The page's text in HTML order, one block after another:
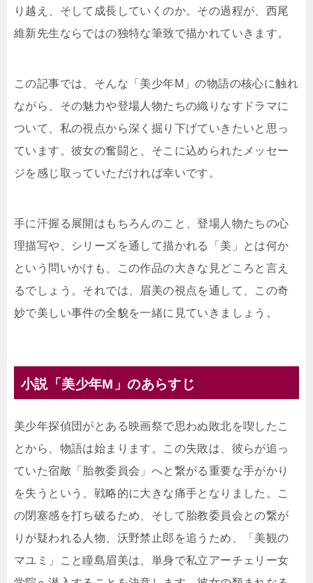
り越え、そして成長していくのか。その過程が、西尾
維新先生ならではの独特な筆致で描かれていきます。
この記事では、そんな「美少年M」の物語の核心に触れ
ながら、その魅力や登場人物たちの織りなすドラマに
ついて、私の視点から深く掘り下げていきたいと思っ
ています。彼女の奮闘と、そこに込められたメッセー
ジを感じ取っていただければ幸いです。
手に汗握る展開はもちろんのこと、登場人物たちの心
理描写や、シリーズを通して描かれる「美」とは何か
という問いかけも、この作品の大きな見どころと言え
るでしょう。それでは、眉美の視点を通して、この奇
妙で美しい事件の全貌を一緒に見ていきましょう。
小説「美少年M」のあらすじ
美少年探偵団がとある映画祭で思わぬ敗北を喫したこ
とから、物語は始まります。この失敗は、彼らが追っ
ていた宿敵「胎教委員会」へと繋がる重要な手がかり
を失うという、戦略的に大きな痛手となりました。こ
の閉塞感を打ち破るため、そして胎教委員会との繋が
りが疑われる人物、沃野禁止郎を追うため、「美観の
マユミ」こと瞳島眉美は、単身で私立アーチェリー女